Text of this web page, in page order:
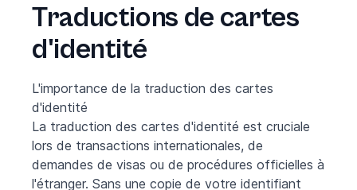
Traductions de cartes
d'identité
L'importance de la traduction des cartes
d'identité
La traduction des cartes d'identité est cruciale
lors de transactions internationales, de
demandes de visas ou de procédures officielles à
l'étranger. Sans une copie de votre identifiant